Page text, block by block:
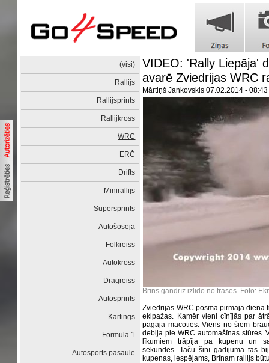
(visi)
Rallijs
Rallijsprints
Rallijkross
WRC
ERČ
Drifts
Minirallijs
Supersprints
Autošoseja
Folkreiss
Autokross
Dragreiss
Autosprints
Kartings
Formula 1
Autosports pasaulē
VIDEO: 'Rally Liepāja'
avarē Zviedrijas WRC
Mārtiņš Jankovskis 07.02.2014 - 08:43
Brīns gandrīz izlido no trases. Foto:
Zviedrijas WRC posma pirmajā dienā
ekipažas. Kamēr vieni cīnījās par
pagāja mācoties. Viens no šiem
debija pie WRC automašīnas stūres.
līkumiem trāpīja pa kupenu un
sekundes. Taču šinī gadījumā tas
kupenas, iespējams, Brīnam rallijs